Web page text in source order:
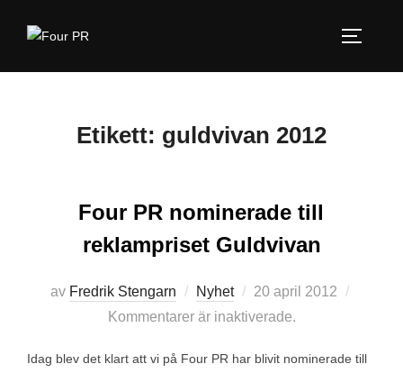
Etikett: guldvivan 2012
Four PR nominerade till
reklampriset Guldvivan
av Fredrik Stengarn Nyhet
Publicerat
den
20 april 2012
Kommentarer är inaktiverade.
Idag blev det klart att vi på Four PR har blivit nominerade till